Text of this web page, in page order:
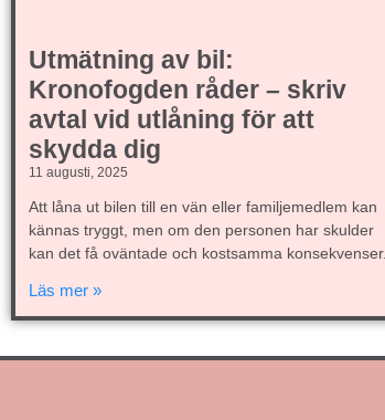
Utmätning av bil:
Kronofogden råder – skriv
avtal vid utlåning för att
skydda dig
11 augusti, 2025
Att låna ut bilen till en vän eller familjemedlem kan
kännas tryggt, men om den personen har skulder
kan det få oväntade och kostsamma konsekvenser.
Läs mer »